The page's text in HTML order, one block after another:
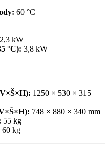
60 °C
2,3 kW
°C): 3,8 kW
1250 × 530 × 315
748 × 880 × 340 mm
55 kg
60 kg